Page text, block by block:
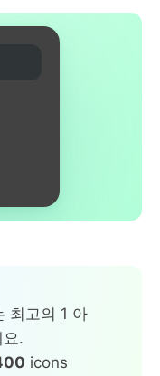
최고의 1 아
.
icons